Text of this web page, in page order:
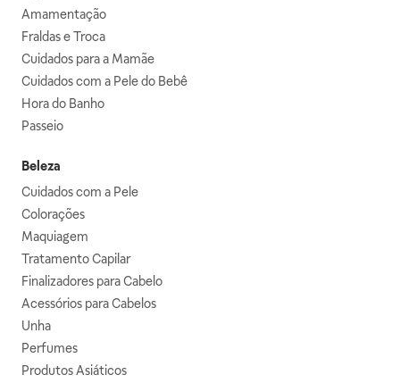
Amamentação
Fraldas e Troca
Cuidados para a Mamãe
Cuidados com a Pele do Bebê
Hora do Banho
Passeio
Beleza
Cuidados com a Pele
Colorações
Maquiagem
Tratamento Capilar
Finalizadores para Cabelo
Acessórios para Cabelos
Unha
Perfumes
Produtos Asiáticos